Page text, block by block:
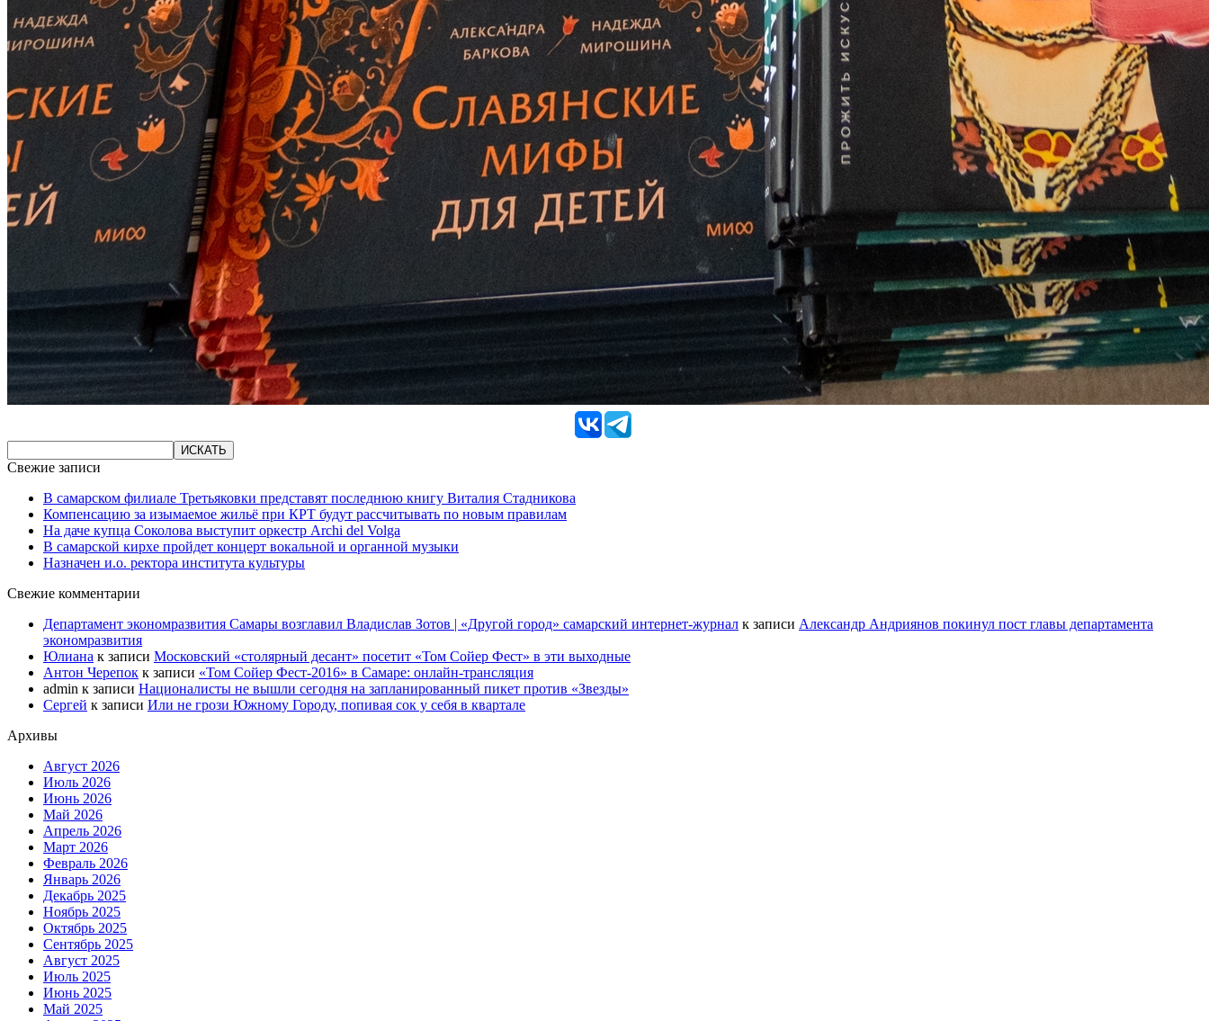
Свежие записи
В самарском филиале Третьяковки представят последнюю книгу Виталия Стадникова
Компенсацию за изымаемое жильё при КРТ будут рассчитывать по новым правилам
На даче купца Соколова выступит оркестр Archi del Volga
В самарской кирхе пройдет концерт вокальной и органной музыки
Назначен и.о. ректора института культуры
Свежие комментарии
Департамент экономразвития Самары возглавил Владислав Зотов | «Другой город» самарский интернет-журнал к записи Александр Андриянов покинул пост главы департамента
экономразвития
Юлиана к записи Московский «столярный десант» посетит «Том Сойер Фест» в эти выходные
Антон Черепок к записи «Том Сойер Фест-2016» в Самаре: онлайн-трансляция
admin к записи Националисты не вышли сегодня на запланированный пикет против «Звезды»
Сергей к записи Или не грози Южному Городу, попивая сок у себя в квартале
Архивы
Август 2026
Июль 2026
Июнь 2026
Май 2026
Апрель 2026
Март 2026
Февраль 2026
Январь 2026
Декабрь 2025
Ноябрь 2025
Октябрь 2025
Сентябрь 2025
Август 2025
Июль 2025
Июнь 2025
Май 2025